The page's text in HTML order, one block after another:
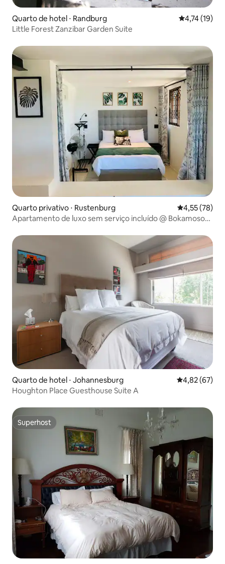
Quarto de hotel ⋅ Randburg 4,74 de uma
4,74 (19)
Little Forest Zanzibar Garden Suite
Quarto privativo ⋅ Rustenburg 4,55 de uma
4,55 (78)
Apartamento de luxo sem serviço incluído @ Bokamoso
Quarto de hotel ⋅ Johannesburg 4,82 de uma
4,82 (67)
Houghton Place Guesthouse Suite A
Superhost
Superhost